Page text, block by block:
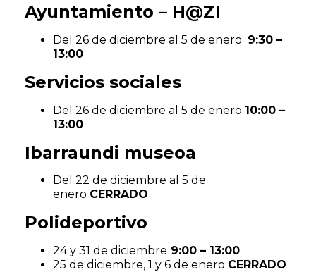
Ayuntamiento – H@ZI
Del 26 de diciembre al 5 de enero 9:30 –
13:00
Servicios sociales
Del 26 de diciembre al 5 de enero 10:00 –
13:00
Ibarraundi museoa
Del 22 de diciembre al 5 de
enero CERRADO
Polideportivo
24 y 31 de diciembre 9:00 – 13:00
25 de diciembre, 1 y 6 de enero CERRADO